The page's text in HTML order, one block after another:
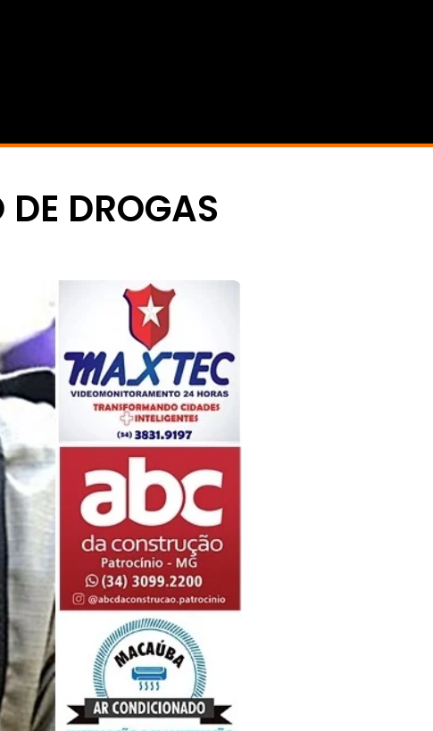
DROGAS